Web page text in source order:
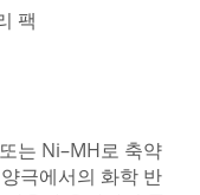
팩
는 Ni–MH로 축약
극에서의 화학 반